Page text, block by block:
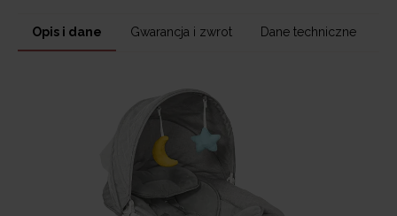
Opis i dane Gwarancja i zwrot Dane techniczne